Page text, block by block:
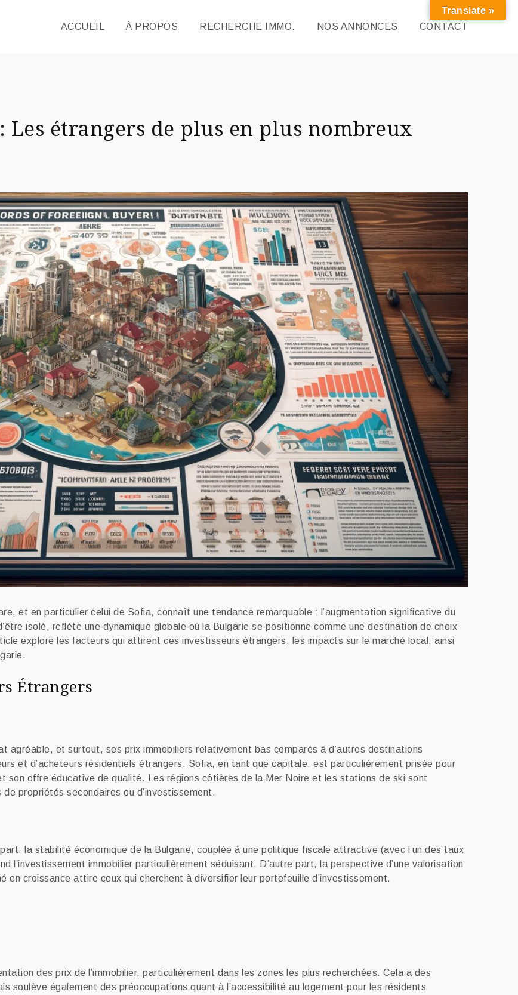
ACCUEIL À PROPOS RECHERCHE IMMO. NOS ANNONCES CONTACT
étrangers de plus en plus nombreux
et en particulier celui de Sofia, connaît une tendance remarquable : l’augmentation significative du
isolé, reflète une dynamique globale où la Bulgarie se positionne comme une destination de choix
explore les facteurs qui attirent ces investisseurs étrangers, les impacts sur le marché local, ainsi
Étrangers
agréable, et surtout, ses prix immobiliers relativement bas comparés à d’autres destinations
et d’acheteurs résidentiels étrangers. Sofia, en tant que capitale, est particulièrement prisée pour
son offre éducative de qualité. Les régions côtières de la Mer Noire et les stations de ski sont
propriétés secondaires ou d’investissement.
la stabilité économique de la Bulgarie, couplée à une politique fiscale attractive (avec l’un des taux
l’investissement immobilier particulièrement séduisant. D’autre part, la perspective d’une valorisation
en croissance attire ceux qui cherchent à diversifier leur portefeuille d’investissement.
des prix de l’immobilier, particulièrement dans les zones les plus recherchées. Cela a des
soulève également des préoccupations quant à l’accessibilité au logement pour les résidents
Translate »